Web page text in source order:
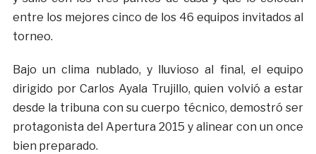
entre los mejores cinco de los 46 equipos invitados al
torneo.
Bajo un clima nublado, y lluvioso al final, el equipo
dirigido por Carlos Ayala Trujillo, quien volvió a estar
desde la tribuna con su cuerpo técnico, demostró ser
protagonista del Apertura 2015 y alinear con un once
bien preparado.